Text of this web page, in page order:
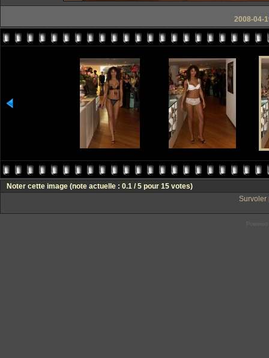
2008-04-
Noter cette image (note actuelle : 0.1 / 5 pour 15 votes)
Survoler